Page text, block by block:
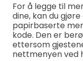
For å legge til
dine, kan du
papirbaserte
kode. Den er
ettersom
nettmenyen ved